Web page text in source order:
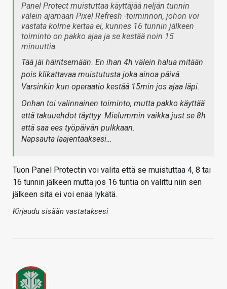
Panel Protect muistuttaa käyttäjää neljän tunnin
välein ajamaan Pixel Refresh -toiminnon, johon voi
vastata kolme kertaa ei, kunnes 16 tunnin jälkeen
toiminto on pakko ajaa ja se kestää noin 15
minuuttia.
Tää jäi häiritsemään. En ihan 4h välein halua mitään
pois klikattavaa muistutusta joka ainoa päivä.
Varsinkin kun operaatio kestää 15min jos ajaa läpi.
Onhan toi valinnainen toiminto, mutta pakko käyttää
että takuuehdot täyttyy. Mielummin vaikka just se 8h
että saa ees työpäivän pulkkaan.
Napsauta laajentaaksesi…
Tuon Panel Protectin voi valita että se muistuttaa 4, 8 tai
16 tunnin jälkeen mutta jos 16 tuntia on valittu niin sen
jälkeen sitä ei voi enää lykätä.
Kirjaudu sisään vastataksesi